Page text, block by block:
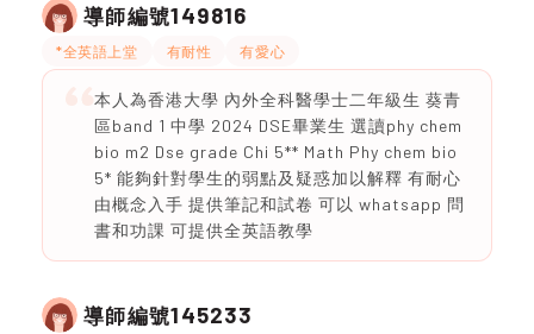
導師編號149816
*全英語上堂 有耐性 有愛心
本人為香港大學 內外全科醫學士二年級生 葵青
區band 1 中學 2024 DSE畢業生 選讀phy chem
bio m2 Dse grade Chi 5** Math Phy chem bio
5* 能夠針對學生的弱點及疑惑加以解釋 有耐心
由概念入手 提供筆記和試卷 可以 whatsapp 問
書和功課 可提供全英語教學
導師編號145233